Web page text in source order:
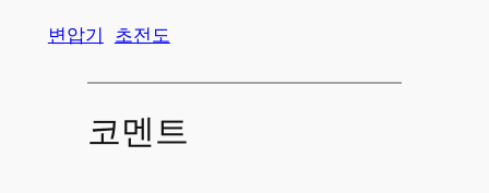
변압기 초전도
코멘트